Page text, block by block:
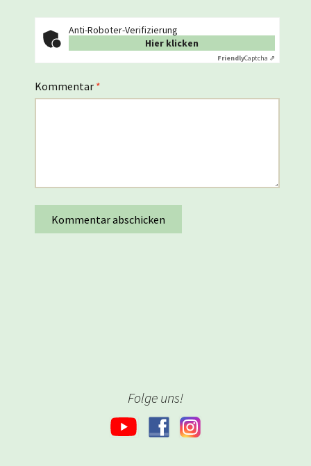
Anti-Roboter-Verifizierung
Hier klicken
FriendlyCaptcha ⇗
Kommentar *
Folge uns!